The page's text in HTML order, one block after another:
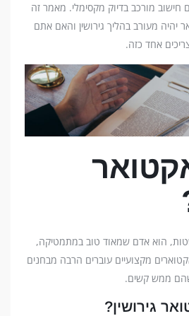
חישוב מורכב בדיוק מקסימלי. מאמר זה
יהיה מעורב בהליך גירושין והאם אתם
אחד כזה.
הוא אדם שמאוד טוב במתמטיקה,
מקצועיים עוברים הרבה מבחנים
ממש קשים.
גירושין?